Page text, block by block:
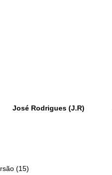
José Rodrigues (J.R)
(15)